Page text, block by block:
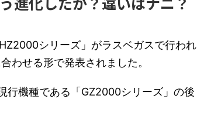
シリーズ」がラスベガスで行われ
わせる形で発表されました。
行機種である「GZ2000シリーズ」の後